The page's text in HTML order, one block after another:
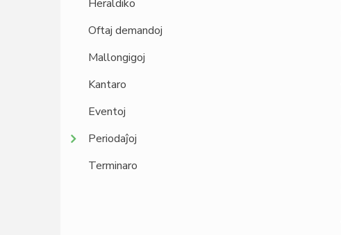
Heraldiko
Oftaj demandoj
Mallongigoj
Kantaro
Eventoj
Periodaĵoj
Terminaro